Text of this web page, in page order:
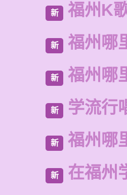
新 福州K
新 福州哪
新 福州哪
新 学流行
新 福州哪
新 在福州